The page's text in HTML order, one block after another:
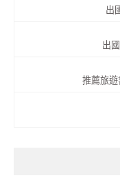
出
出
推薦旅遊